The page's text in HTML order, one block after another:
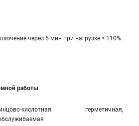
через 5 мин при нагрузке > 110%
работы
кислотная герметичная,